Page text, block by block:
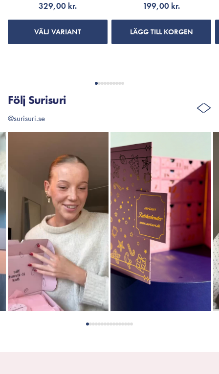
329,00 kr.
VÄLJ VARIANT
199,00 kr.
LÄGG TILL KORGEN
Följ Surisuri
@surisuri.se